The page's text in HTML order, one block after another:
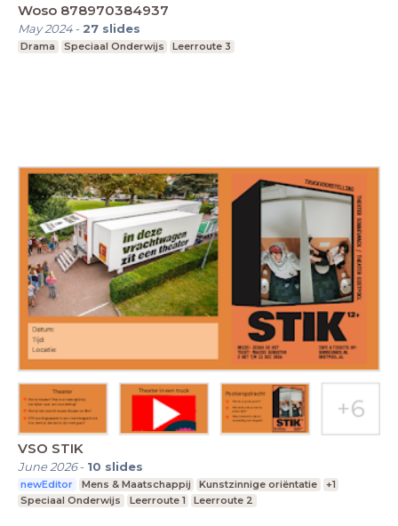
Woso 878970384937
May 2024- 27 slides
Drama Speciaal Onderwijs Leerroute 3
VSO STIK
June 2026- 10 slides
newEditor Mens & Maatschappij Kunstzinnige oriëntatie
+1
Speciaal Onderwijs
Leerroute 1 Leerroute 2